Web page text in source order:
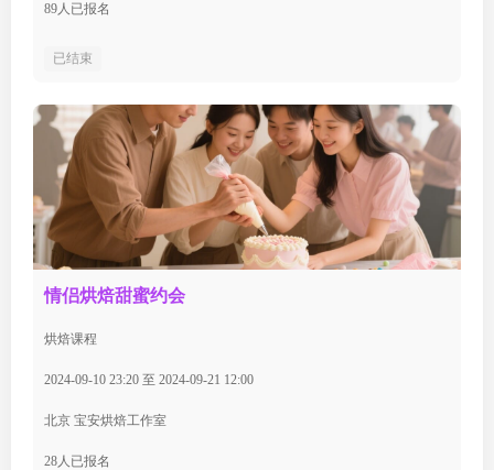
89人已报名
已结束
情侣烘焙甜蜜约会
烘焙课程
2024-09-10 23:20 至 2024-09-21 12:00
北京 宝安烘焙工作室
28人已报名